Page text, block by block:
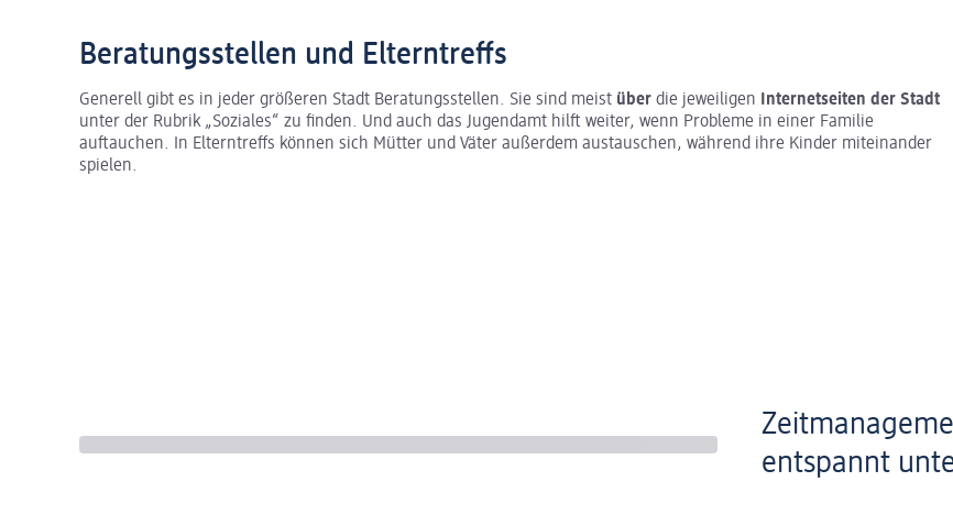
Beratungsstellen und Elterntreffs
Generell gibt es in jeder größeren Stadt Beratungsstellen. Sie sind meist über die jeweiligen Internetseiten der Stadt
unter der Rubrik „Soziales“ zu finden. Und auch das Jugendamt hilft weiter, wenn Probleme in einer Familie
auftauchen. In Elterntreffs können sich Mütter und Väter außerdem austauschen, während ihre Kinder miteinander
spielen.
entspannt